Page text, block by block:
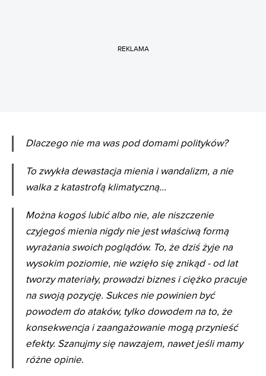
REKLAMA
Dlaczego nie ma was pod domami polityków?
To zwykła dewastacja mienia i wandalizm, a nie
walka z katastrofą klimatyczną...
Można kogoś lubić albo nie, ale niszczenie
czyjegoś mienia nigdy nie jest właściwą formą
wyrażania swoich poglądów. To, że dziś żyje na
wysokim poziomie, nie wzięło się znikąd - od lat
tworzy materiały, prowadzi biznes i ciężko pracuje
na swoją pozycję. Sukces nie powinien być
powodem do ataków, tylko dowodem na to, że
konsekwencja i zaangażowanie mogą przynieść
efekty. Szanujmy się nawzajem, nawet jeśli mamy
różne opinie.